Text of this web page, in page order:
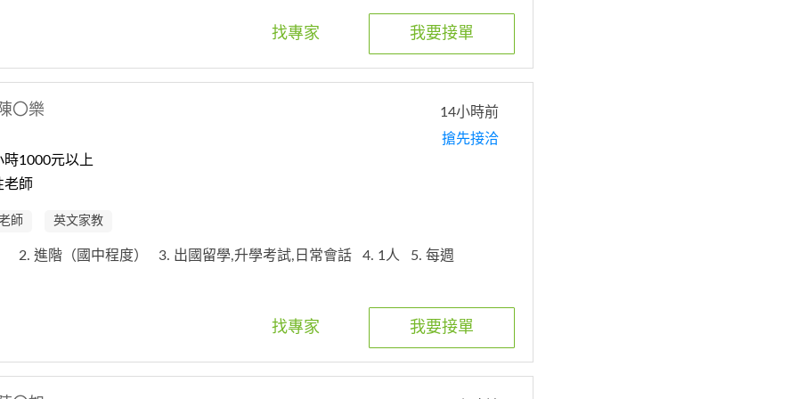
我要接單
找專家
〇樂
1000元以上
老師
14小時前
搶先接洽
師 英文家教
2. 進階（國中程度） 3. 出國留學,升學考試,日常會話 4. 1人 5. 每週
我要接單
找專家